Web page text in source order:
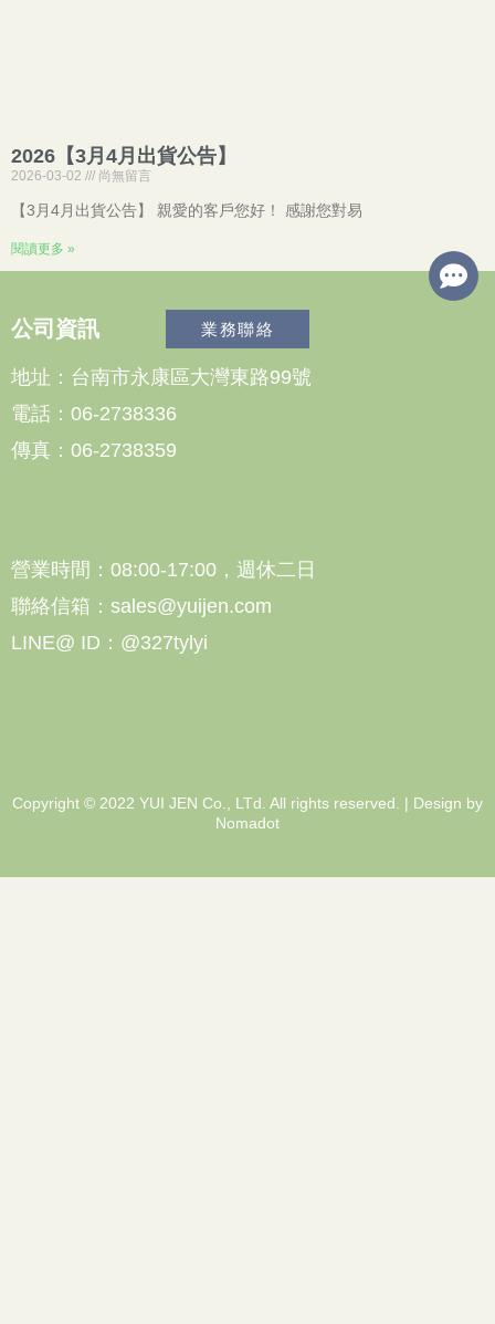
2026【3月4月出貨公告】
2026-03-02 尚無留言
【3月4月出貨公告】 親愛的客戶您好！ 感謝您對易
閱讀更多 »
公司資訊 業務聯絡
地址：台南市永康區大灣東路99號
電話：06-2738336
傳真：06-2738359
營業時間：08:00-17:00，週休二日
聯絡信箱：sales@yuijen.com
LINE@ ID：@327tylyi
Copyright © 2022 YUI JEN Co., LTd. All rights reserved. | Design by
Nomadot